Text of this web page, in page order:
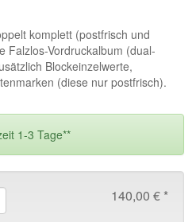
komplett (postfrisch und
Falzlos-Vordruckalbum (dual-
Blockeinzelwerte,
(diese nur postfrisch).
1-3 Tage**
140,00 € *